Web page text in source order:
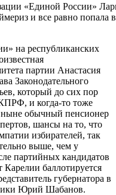
«Единой России»
и все равно попала
на республиканских
партии Анастасия
Законодательного
который до сих пор
и когда-то тоже
ныне обычный пенсионер
шансы на то, что
избирателей, так
выше, чем у
партийных кандидатов
баллотируется
губернатора в
Юрий Шабанов.